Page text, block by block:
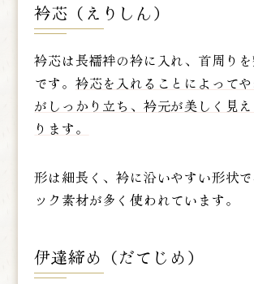
衿芯（えりしん）
衿芯は長襦袢の衿に入れ、首周り
です。 衿芯を入れることによって
がしっかり立ち、衿元が美しく見
ります。
形は細長く、衿に沿いやすい形状
ック素材が多く使われています。
伊達締め（だてじめ）